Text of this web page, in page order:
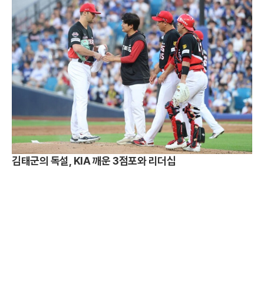
김태군의 독설, KIA 깨운 3점포와 리더십